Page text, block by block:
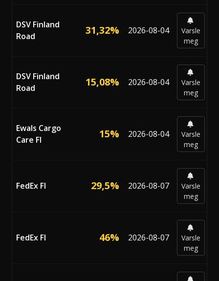
DSV Finland
Road
31,32% 2026-08-04
Varsle
meg
DSV Finland
Road
15,08% 2026-08-04
Varsle
meg
Ewals Cargo
Care FI
15% 2026-08-04
Varsle
meg
FedEx FI 29,5% 2026-08-07
Varsle
meg
FedEx FI 46% 2026-08-07
Varsle
meg